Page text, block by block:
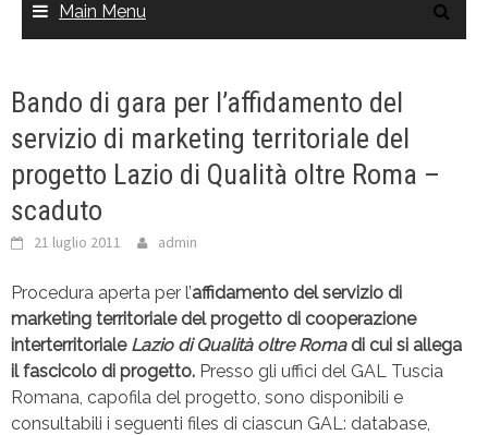
Main Menu
Bando di gara per l’affidamento del
servizio di marketing territoriale del
progetto Lazio di Qualità oltre Roma –
scaduto
21 luglio 2011 admin
Procedura aperta per l’affidamento del servizio di
marketing territoriale del progetto di cooperazione
interterritoriale Lazio di Qualità oltre Roma di cui si allega
il fascicolo di progetto. Presso gli uffici del GAL Tuscia
Romana, capofila del progetto, sono disponibili e
consultabili i seguenti files di ciascun GAL: database,